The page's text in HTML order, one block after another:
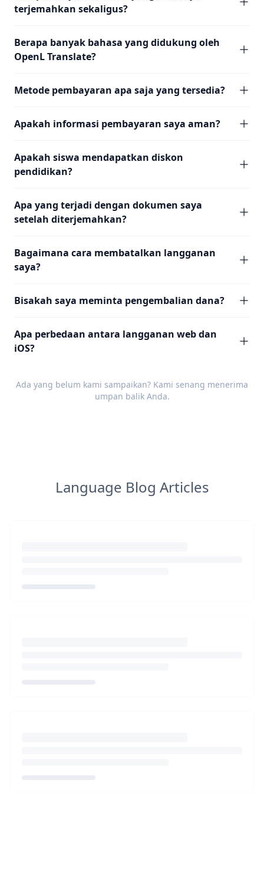
terjemahkan sekaligus?
Berapa banyak bahasa yang didukung oleh
OpenL Translate?
Metode pembayaran apa saja yang tersedia?
Apakah informasi pembayaran saya aman?
Apakah siswa mendapatkan diskon
pendidikan?
Apa yang terjadi dengan dokumen saya
setelah diterjemahkan?
Bagaimana cara membatalkan langganan
saya?
Bisakah saya meminta pengembalian dana?
Apa perbedaan antara langganan web dan
iOS?
Ada yang belum kami sampaikan? Kami senang menerima
umpan balikAnda.
Language Blog Articles